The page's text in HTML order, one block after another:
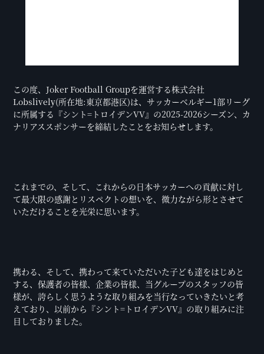
この度、Joker Football Groupを運営する株式会社
Lobslively(所在地:東京都港区)は、サッカーベルギー1部リーグ
に所属する『シント=トロイデンVV』の2025-2026シーズン、カ
ナリアススポンサーを締結したことをお知らせします。
これまでの、そして、これからの日本サッカーへの貢献に対し
て最大限の感謝とリスペクトの想いを、微力ながら形とさせて
いただけることを光栄に思います。
携わる、そして、携わって来ていただいた子ども達をはじめと
する、保護者の皆様、企業の皆様、当グループのスタッフの皆
様が、誇らしく思うような取り組みを当行なっていきたいと考
えており、以前から『シント=トロイデンVV』の取り組みに注
目しておりました。